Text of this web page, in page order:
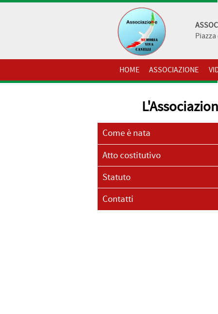
HOME ASSOCIAZIONE
Come è nata
Atto costitutivo
Statuto
Contatti